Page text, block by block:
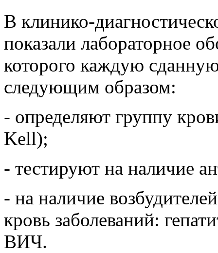
В клинико-
показали лабораторное
которого каждую
следующим образом:
- определяют группу
Kell);
- тестируют на наличие
- на наличие
кровь заболеваний:
ВИЧ.